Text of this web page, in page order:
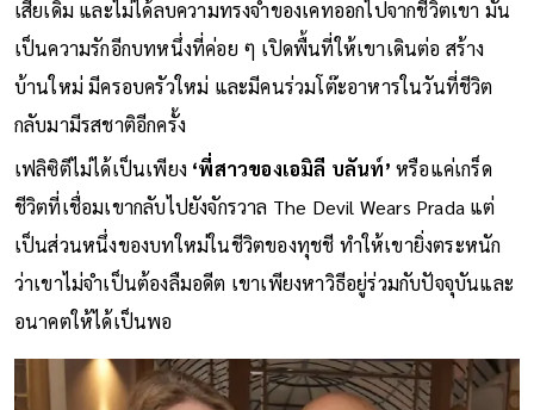
เสียเดิม และไม่ได้ลบความทรงจำของเคทออกไปจากชีวิตเขา มัน
เป็นความรักอีกบทหนึ่งที่ค่อย ๆ เปิดพื้นที่ให้เขาเดินต่อ สร้าง
บ้านใหม่ มีครอบครัวใหม่ และมีคนร่วมโต๊ะอาหารในวันที่ชีวิต
กลับมามีรสชาติอีกครั้ง
เฟลิซิตีไม่ได้เป็นเพียง‘พี่สาวของเอมิลี บลันท์’หรือแค่เกร็ด
ชีวิตที่เชื่อมเขากลับไปยังจักรวาล The Devil Wears Prada แต่
เป็นส่วนหนึ่งของบทใหม่ในชีวิตของทุชชี ทำให้เขายิ่งตระหนัก
ว่าเขาไม่จำเป็นต้องลืมอดีต เขาเพียงหาวิธีอยู่ร่วมกับปัจจุบันและ